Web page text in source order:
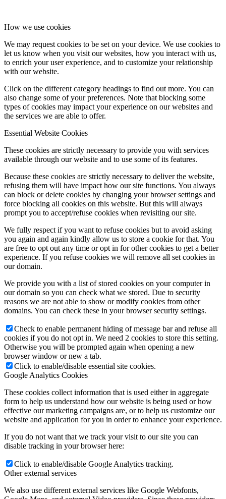
How we use cookies
We may request cookies to be set on your device. We use cookies to
let us know when you visit our websites, how you interact with us,
to enrich your user experience, and to customize your relationship
with our website.
Click on the different category headings to find out more. You can
also change some of your preferences. Note that blocking some
types of cookies may impact your experience on our websites and
the services we are able to offer.
Essential Website Cookies
These cookies are strictly necessary to provide you with services
available through our website and to use some of its features.
Because these cookies are strictly necessary to deliver the website,
refusing them will have impact how our site functions. You always
can block or delete cookies by changing your browser settings and
force blocking all cookies on this website. But this will always
prompt you to accept/refuse cookies when revisiting our site.
We fully respect if you want to refuse cookies but to avoid asking
you again and again kindly allow us to store a cookie for that. You
are free to opt out any time or opt in for other cookies to get a better
experience. If you refuse cookies we will remove all set cookies in
our domain.
We provide you with a list of stored cookies on your computer in
our domain so you can check what we stored. Due to security
reasons we are not able to show or modify cookies from other
domains. You can check these in your browser security settings.
Check to enable permanent hiding of message bar and refuse all
cookies if you do not opt in. We need 2 cookies to store this setting.
Otherwise you will be prompted again when opening a new
browser window or new a tab.
Click to enable/disable essential site cookies.
Google Analytics Cookies
These cookies collect information that is used either in aggregate
form to help us understand how our website is being used or how
effective our marketing campaigns are, or to help us customize our
website and application for you in order to enhance your experience.
If you do not want that we track your visit to our site you can
disable tracking in your browser here:
Click to enable/disable Google Analytics tracking.
Other external services
We also use different external services like Google Webfonts,